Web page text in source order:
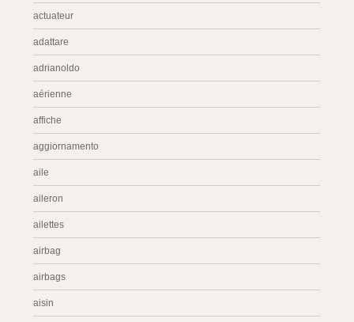
actuateur
adattare
adrianoldo
aérienne
affiche
aggiornamento
aile
aileron
ailettes
airbag
airbags
aisin